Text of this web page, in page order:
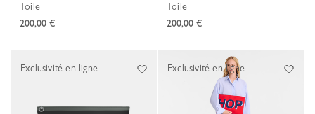
Toile
200,00 €
Toile
200,00 €
Exclusivité en ligne Exclusivité en ligne